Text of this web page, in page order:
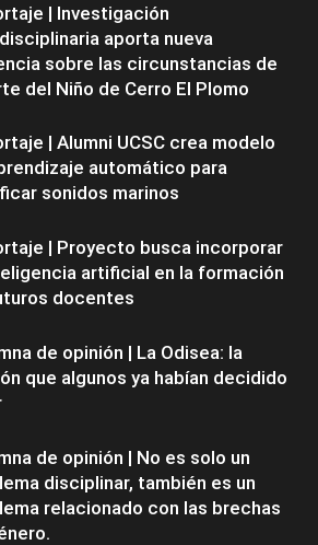
| Investigación
aporta nueva
sobre las circunstancias de
del Niño de Cerro El Plomo
| Alumni UCSC crea modelo
automático para
sonidos marinos
| Proyecto busca incorporar
artificial en la formación
docentes
de opinión | La Odisea: la
que algunos ya habían decidido
de opinión | No es solo un
disciplinar, también es un
relacionado con las brechas